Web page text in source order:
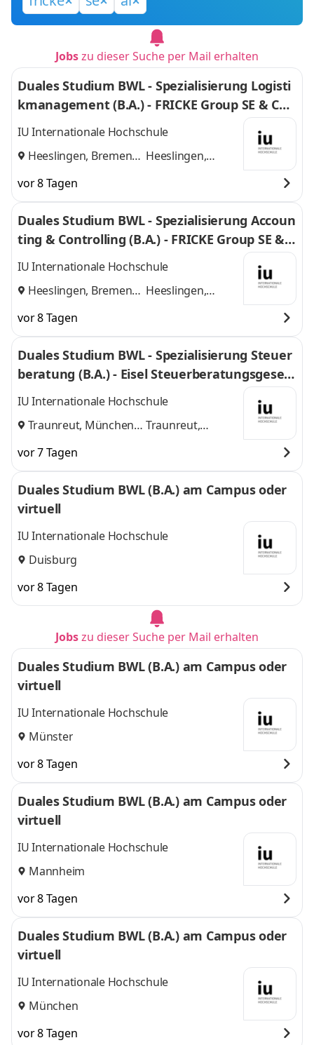
Jobszu dieser Suche per Mail erhalten
Duales Studium BWL - Spezialisierung Logisti
kmanagement (B.A.) - FRICKE Group SE & Co.
KG
IU Internationale Hochschule
Heeslingen, Bremen
Heeslingen,
vor 8 Tagen
Duales Studium BWL - Spezialisierung Accoun
ting & Controlling (B.A.) - FRICKE Group SE & C
o. KG
IU Internationale Hochschule
Heeslingen, Bremen
Heeslingen,
vor 8 Tagen
Duales Studium BWL - Spezialisierung Steuer
beratung (B.A.) - Eisel Steuerberatungsgesell
schaft mbH & Co. KG
IU Internationale Hochschule
Traunreut, München
Traunreut,
vor 7 Tagen
Duales Studium BWL (B.A.) am Campus oder
virtuell
IU Internationale Hochschule
Duisburg
vor 8 Tagen
Jobszu dieser Suche per Mail erhalten
Duales Studium BWL (B.A.) am Campus oder
virtuell
IU Internationale Hochschule
Münster
vor 8 Tagen
Duales Studium BWL (B.A.) am Campus oder
virtuell
IU Internationale Hochschule
Mannheim
vor 8 Tagen
Duales Studium BWL (B.A.) am Campus oder
virtuell
IU Internationale Hochschule
München
vor 8 Tagen